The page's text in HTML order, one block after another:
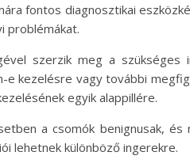
fontos diagnosztikai
problémákat.
szerzik meg a szükséges
kezelésre vagy további
egyik alappillére.
a csomók benignusak, és
lehetnek különböző ingerekre.